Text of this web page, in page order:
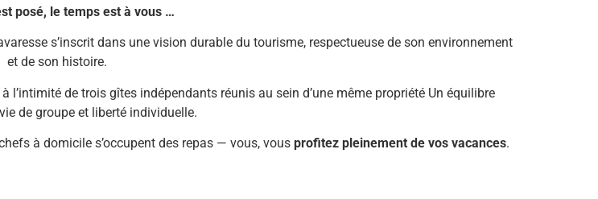
posé, le temps est à vous …
s’inscrit dans une vision durable du tourisme, respectueuse de son environnement
et de son histoire.
de trois gîtes indépendants réunis au sein d’une même propriété Un équilibre
de groupe et liberté individuelle.
à domicile s’occupent des repas — vous, vous profitez pleinement de vos vacances.